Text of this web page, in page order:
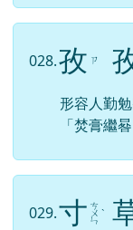
028.孜 ㄗ
形容人勤
「焚膏繼
029.寸 ㄘ
ㄨ
ㄣ
ˋ